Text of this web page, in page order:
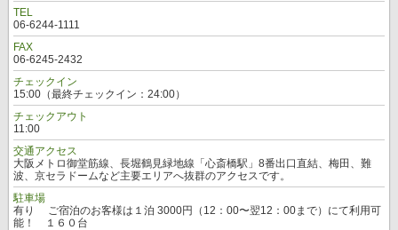
TEL
06-6244-1111
FAX
06-6245-2432
チェックイン
15:00（最終チェックイン：24:00）
チェックアウト
11:00
交通アクセス
大阪メトロ御堂筋線、長堀鶴見緑地線「心斎橋駅」8番出口直結、梅田、難
波、京セラドームなど主要エリアへ抜群のアクセスです。
駐車場
有り ご宿泊のお客様は１泊 3000円（12：00〜翌12：00まで）にて利用可
能！ １６０台